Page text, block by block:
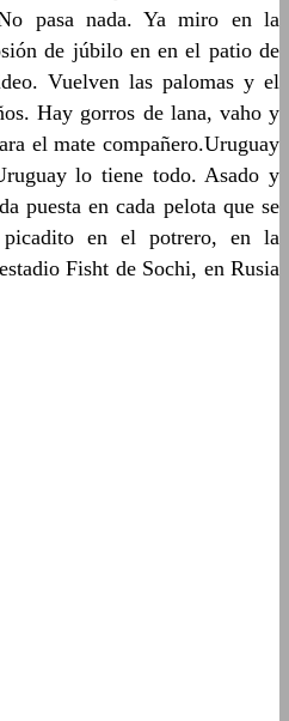
pasa nada. Ya miro en la
de júbilo en en el patio de
Vuelven las palomas y el
Hay gorros de lana, vaho y
el mate compañero.Uruguay
lo tiene todo. Asado y
puesta en cada pelota que se
en el potrero, en la
Fisht de Sochi, en Rusia